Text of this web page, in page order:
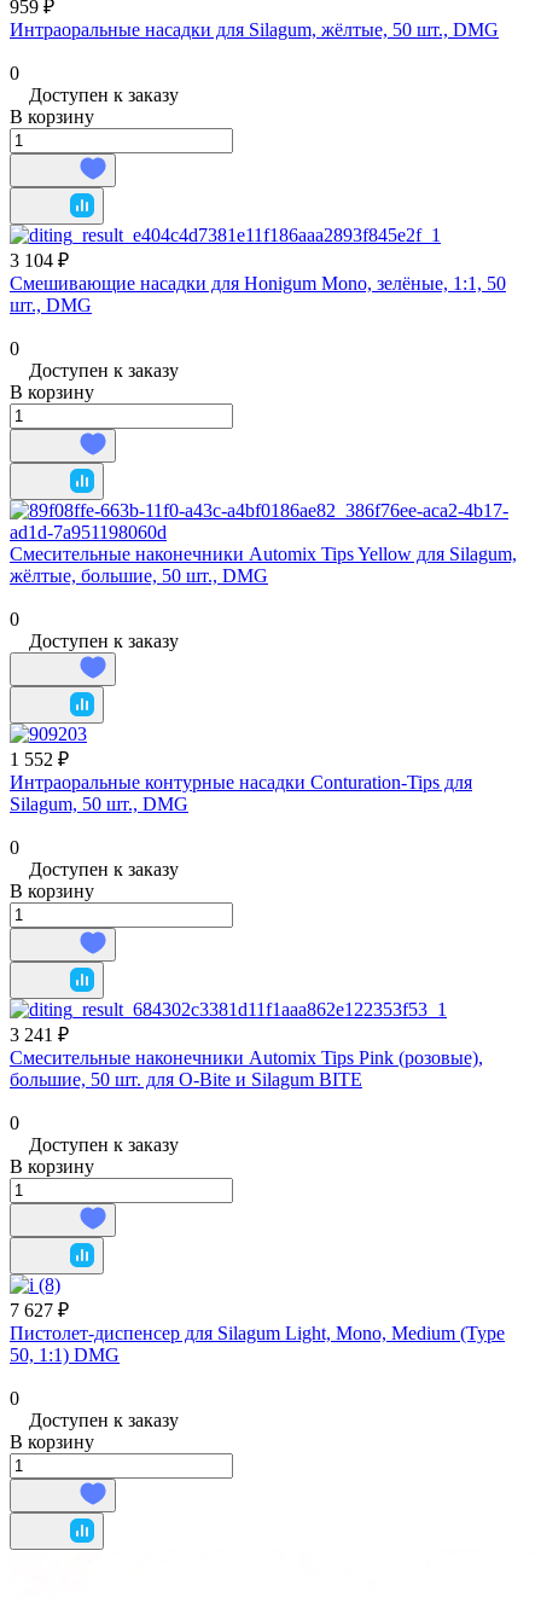
959 ₽
Интраоральные насадки для Silagum, жёлтые, 50 шт., DMG
0
Доступен к заказу
В корзину
3 104 ₽
Смешивающие насадки для Honigum Mono, зелёные, 1:1, 50
шт., DMG
0
Доступен к заказу
В корзину
Смесительные наконечники Automix Tips Yellow для Silagum,
жёлтые, большие, 50 шт., DMG
0
Доступен к заказу
1 552 ₽
Интраоральные контурные насадки Conturation‑Tips для
Silagum, 50 шт., DMG
0
Доступен к заказу
В корзину
3 241 ₽
Смесительные наконечники Automix Tips Pink (розовые),
большие, 50 шт. для O‑Bite и Silagum BITE
0
Доступен к заказу
В корзину
7 627 ₽
Пистолет-диспенсер для Silagum Light, Mono, Medium (Type
50, 1:1) DMG
0
Доступен к заказу
В корзину